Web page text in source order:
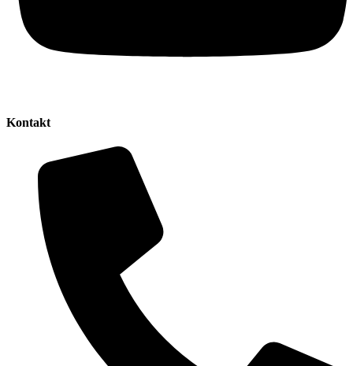
Kontakt